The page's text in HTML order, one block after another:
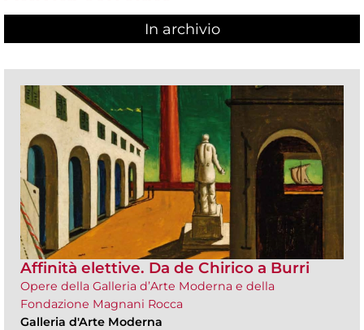
In archivio
Affinità elettive. Da de Chirico a Burri
Opere della Galleria d’Arte Moderna e della
Fondazione Magnani Rocca
Galleria d'Arte Moderna